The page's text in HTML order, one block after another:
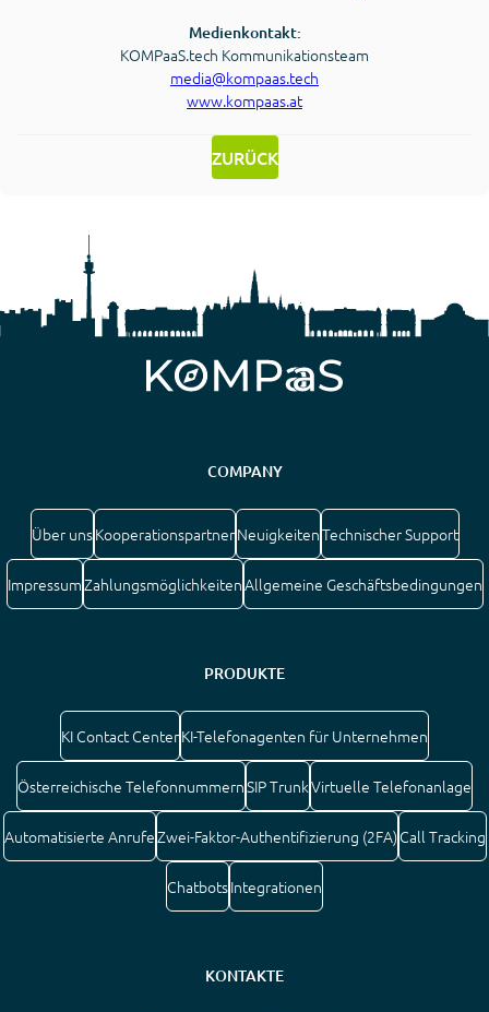
Medienkontakt:
KOMPaaS.tech Kommunikationsteam
media@kompaas.tech
www.kompaas.at
ZURÜCK
COMPANY
Über unsKooperationspartnerNeuigkeitenTechnischer Support
ImpressumZahlungsmöglichkeitenAllgemeine Geschäftsbedingungen
PRODUKTE
KI Contact CenterKI-Telefonagenten für Unternehmen
Österreichische TelefonnummernSIP TrunkVirtuelle Telefonanlage
Automatisierte AnrufeZwei-Faktor-Authentifizierung (2FA)Call Tracking
ChatbotsIntegrationen
KONTAKTE